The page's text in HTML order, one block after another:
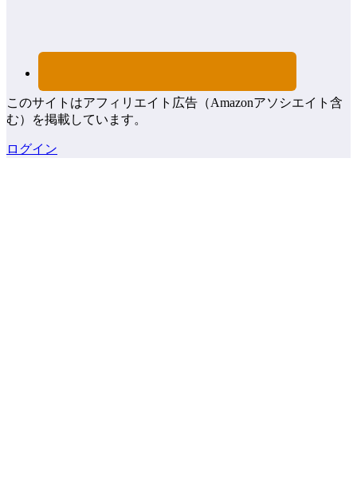
このサイトはアフィリエイト広告（Amazonアソシエイト含
む）を掲載しています。
ログイン